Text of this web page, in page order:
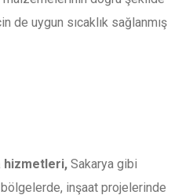
de uygun sıcaklık sağlanmış
hizmetleri, Sakarya gibi
bölgelerde, inşaat projelerinde